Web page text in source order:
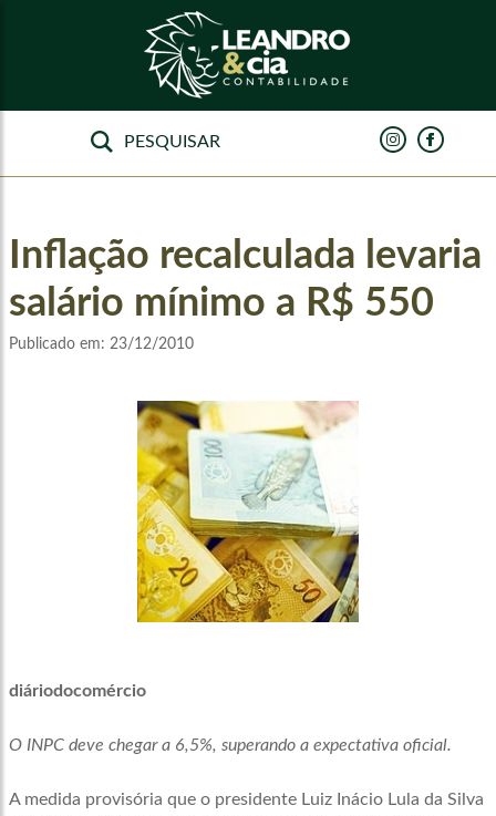
Inflação recalculada levaria
salário mínimo a R$ 550
Publicado em: 23/12/2010
diáriodocomércio
O INPC deve chegar a 6,5%, superando a expectativa oficial.
A medida provisória que o presidente Luiz Inácio Lula da Silva